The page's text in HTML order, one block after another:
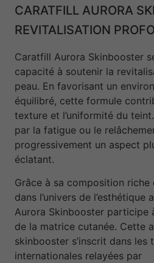
CARATFILL AURORA
REVITALISATION
Caratfill Aurora Skinbooster
capacité à soutenir la
peau. En favorisant un
équilibré, cette formule
texture et l’uniformité du
par la fatigue ou le
progressivement un aspect
éclatant.
Grâce à sa composition
dans l’univers de l’esthétique
Aurora Skinbooster participe
de la matrice cutanée. Cette
skinbooster s’inscrit dans les
internationales relayées par